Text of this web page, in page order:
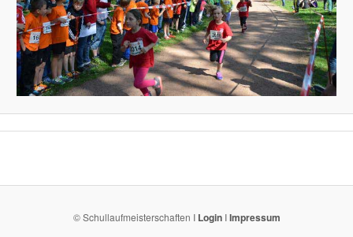
© Schullaufmeisterschaften I LoginIImpressum